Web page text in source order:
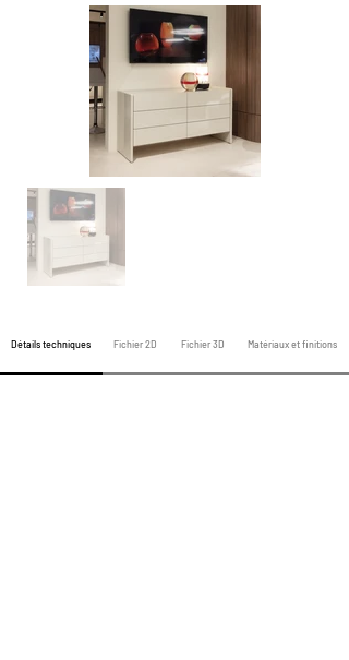
Détails techniques Fichier 2D Fichier 3D Matériaux et finitions